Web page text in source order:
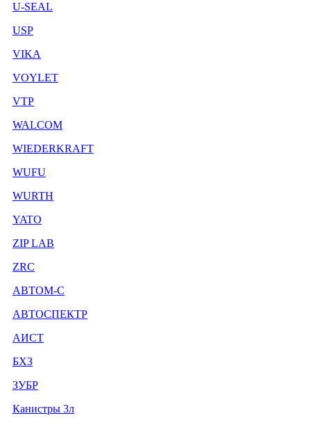
U-SEAL
USP
VIKA
VOYLET
VTP
WALCOM
WIEDERKRAFT
WUFU
WURTH
YATO
ZIP LAB
ZRC
АВТОМ-С
АВТОСПЕКТР
АИСТ
БХЗ
ЗУБР
Канистры 3л